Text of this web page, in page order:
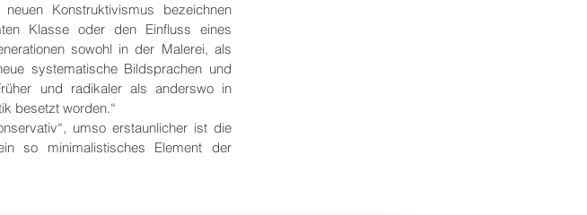
Konstruktivismus bezeichnen
Klasse oder den Einfluss eines
sowohl in der Malerei, als
systematische Bildsprachen und
und radikaler als anderswo in
besetzt worden.“
umso erstaunlicher ist die
so minimalistisches Element der